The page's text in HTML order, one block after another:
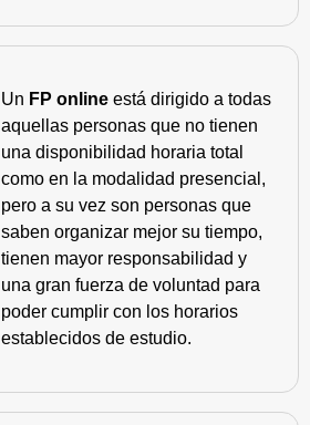
Un FP online está dirigido a todas
aquellas personas que no tienen
una disponibilidad horaria total
como en la modalidad presencial,
pero a su vez son personas que
saben organizar mejor su tiempo,
tienen mayor responsabilidad y
una gran fuerza de voluntad para
poder cumplir con los horarios
establecidos de estudio.